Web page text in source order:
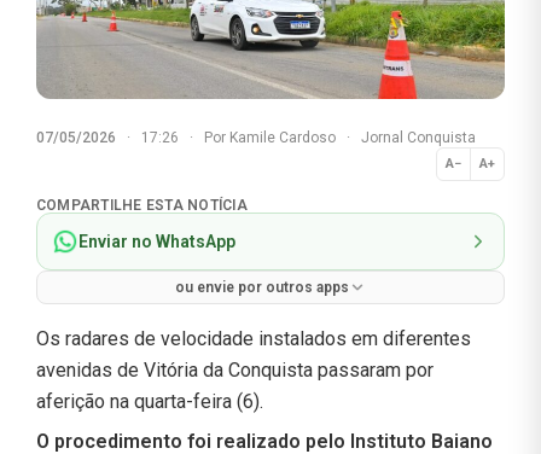
07/05/2026 · 17:26 · Por Kamile Cardoso · Jornal Conquista
A− A+
Normal
COMPARTILHE ESTA NOTÍCIA
Enviar no WhatsApp
ou envie por outros apps
Os radares de velocidade instalados em diferentes
avenidas de Vitória da Conquista passaram por
aferição na quarta-feira (6).
O procedimento foi realizado pelo Instituto Baiano